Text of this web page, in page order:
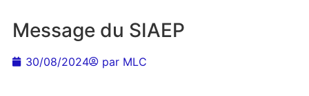
Message du SIAEP
30/08/2024 parMLC